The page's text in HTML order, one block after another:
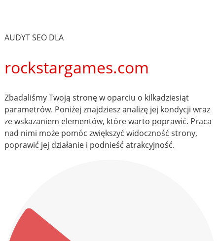
AUDYT SEO DLA
rockstargames.com
Zbadaliśmy Twoją stronę w oparciu o kilkadziesiąt
parametrów. Poniżej znajdziesz analizę jej kondycji wraz
ze wskazaniem elementów, które warto poprawić. Praca
nad nimi może pomóc zwiększyć widoczność strony,
poprawić jej działanie i podnieść atrakcyjność.